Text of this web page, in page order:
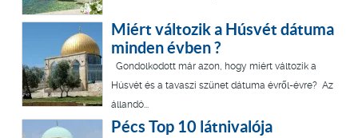
Miért változik a Húsvét dátuma
minden évben ?
Gondolkodott már azon, hogy miért változik a
Húsvét és a tavaszi szünet dátuma évről-évre? Az
állandó...
Pécs Top 10 látnivalója